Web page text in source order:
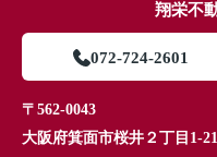
翔栄不
072-724-2601
〒562-0043
大阪府箕面市桜井２丁目1-21